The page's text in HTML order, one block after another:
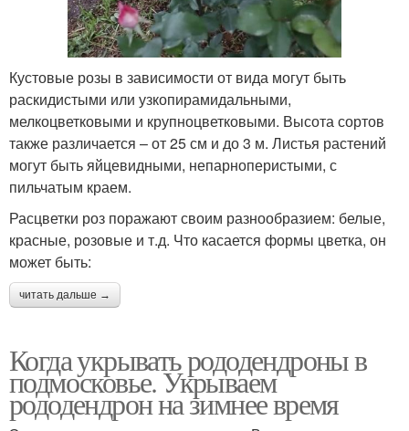
Кустовые розы в зависимости от вида могут быть
раскидистыми или узкопирамидальными,
мелкоцветковыми и крупноцветковыми. Высота сортов
также различается – от 25 см и до 3 м. Листья растений
могут быть яйцевидными, непарноперистыми, с
пильчатым краем.
Расцветки роз поражают своим разнообразием: белые,
красные, розовые и т.д. Что касается формы цветка, он
может быть:
читать дальше →
Когда укрывать рододендроны в
подмосковье. Укрываем
рододендрон на зимнее время